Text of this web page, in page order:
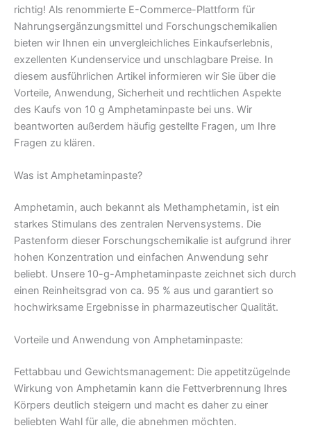
richtig! Als renommierte E-Commerce-Plattform für
Nahrungsergänzungsmittel und Forschungschemikalien
bieten wir Ihnen ein unvergleichliches Einkaufserlebnis,
exzellenten Kundenservice und unschlagbare Preise. In
diesem ausführlichen Artikel informieren wir Sie über die
Vorteile, Anwendung, Sicherheit und rechtlichen Aspekte
des Kaufs von 10 g Amphetaminpaste bei uns. Wir
beantworten außerdem häufig gestellte Fragen, um Ihre
Fragen zu klären.
Was ist Amphetaminpaste?
Amphetamin, auch bekannt als Methamphetamin, ist ein
starkes Stimulans des zentralen Nervensystems. Die
Pastenform dieser Forschungschemikalie ist aufgrund ihrer
hohen Konzentration und einfachen Anwendung sehr
beliebt. Unsere 10-g-Amphetaminpaste zeichnet sich durch
einen Reinheitsgrad von ca. 95 % aus und garantiert so
hochwirksame Ergebnisse in pharmazeutischer Qualität.
Vorteile und Anwendung von Amphetaminpaste:
Fettabbau und Gewichtsmanagement: Die appetitzügelnde
Wirkung von Amphetamin kann die Fettverbrennung Ihres
Körpers deutlich steigern und macht es daher zu einer
beliebten Wahl für alle, die abnehmen möchten.